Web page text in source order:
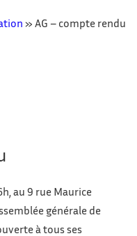
» AG – compte rendu
au 9 rue Maurice
générale de
à tous ses